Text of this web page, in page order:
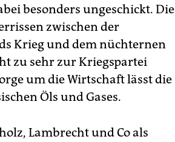
besonders ungeschickt. Die
zwischen der
Krieg und dem nüchternen
zu sehr zur Kriegspartei
um die Wirtschaft lässt die
Öls und Gases.
Lambrecht und Co als